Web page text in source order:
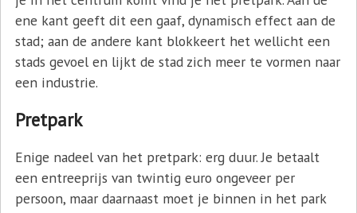
ene kant geeft dit een gaaf, dynamisch effect aan de
stad; aan de andere kant blokkeert het wellicht een
stads gevoel en lijkt de stad zich meer te vormen naar
een industrie.
Pretpark
Enige nadeel van het pretpark: erg duur. Je betaalt
een entreeprijs van twintig euro ongeveer per
persoon, maar daarnaast moet je binnen in het park